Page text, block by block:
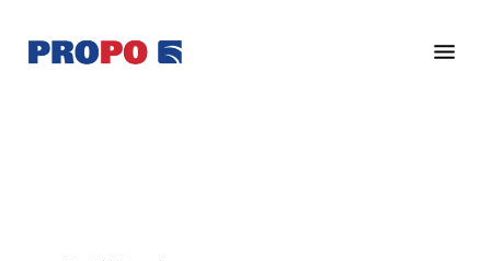
pääsisältöön
alatunnisteeseen